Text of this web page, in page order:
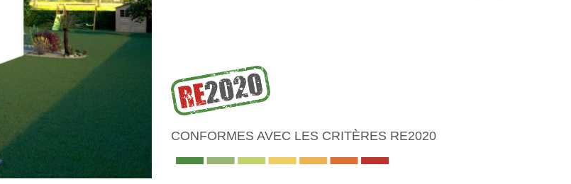
CONFORMES AVEC LES CRITÈRES RE2020